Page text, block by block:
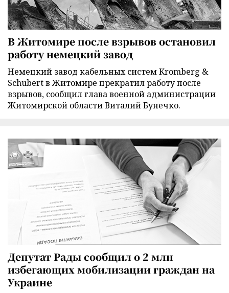
В Житомире после взрывов остановил
работу немецкий завод
Немецкий завод кабельных систем Kromberg &
Schubert в Житомире прекратил работу после
взрывов, сообщил глава военной администрации
Житомирской области Виталий Бунечко.
Депутат Рады сообщил о 2 млн
избегающих мобилизации граждан на
Украине